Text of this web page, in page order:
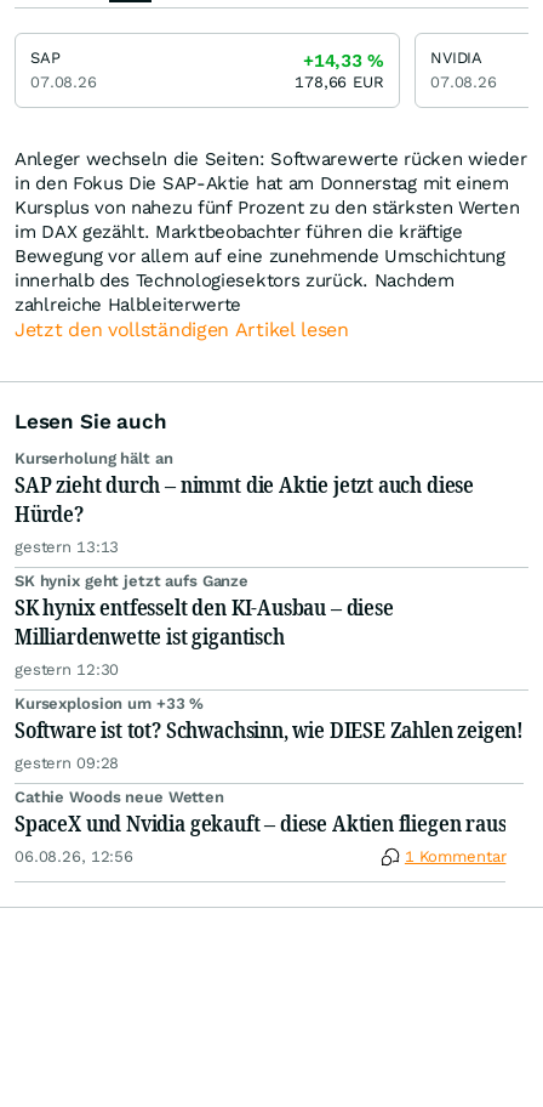
Anleger wechseln die Seiten: Softwarewerte rücken wieder
in den Fokus Die SAP-Aktie hat am Donnerstag mit einem
Kursplus von nahezu fünf Prozent zu den stärksten Werten
im DAX gezählt. Marktbeobachter führen die kräftige
Bewegung vor allem auf eine zunehmende Umschichtung
innerhalb des Technologiesektors zurück. Nachdem
zahlreiche Halbleiterwerte
Jetzt den vollständigen Artikel lesen
Lesen Sie auch
Kurserholung hält an
SAP zieht durch – nimmt die Aktie jetzt auch diese
Hürde?
gestern 13:13
SK hynix geht jetzt aufs Ganze
SK hynix entfesselt den KI-Ausbau – diese
Milliardenwette ist gigantisch
gestern 12:30
Kursexplosion um +33 %
Software ist tot? Schwachsinn, wie DIESE Zahlen zeigen!
gestern 09:28
Cathie Woods neue Wetten
SpaceX und Nvidia gekauft – diese Aktien fliegen raus
06.08.26, 12:56 1 Kommentar
SAP
07.08.26
+14,33%
178,66 EUR
NVIDIA
07.08.26